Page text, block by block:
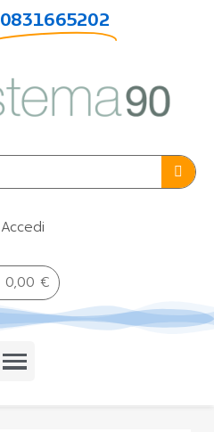
0831665202
Accedi
0,00 €